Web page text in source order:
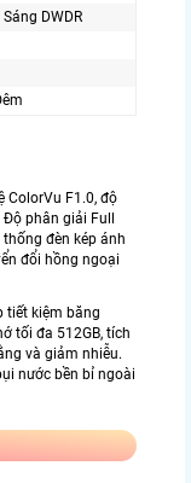
DWDR
ColorVu F1.0, độ
phân giải Full
đèn kép ánh
đổi hồng ngoại
tiết kiệm băng
tối đa 512GB, tích
và giảm nhiễu.
nước bền bỉ ngoài